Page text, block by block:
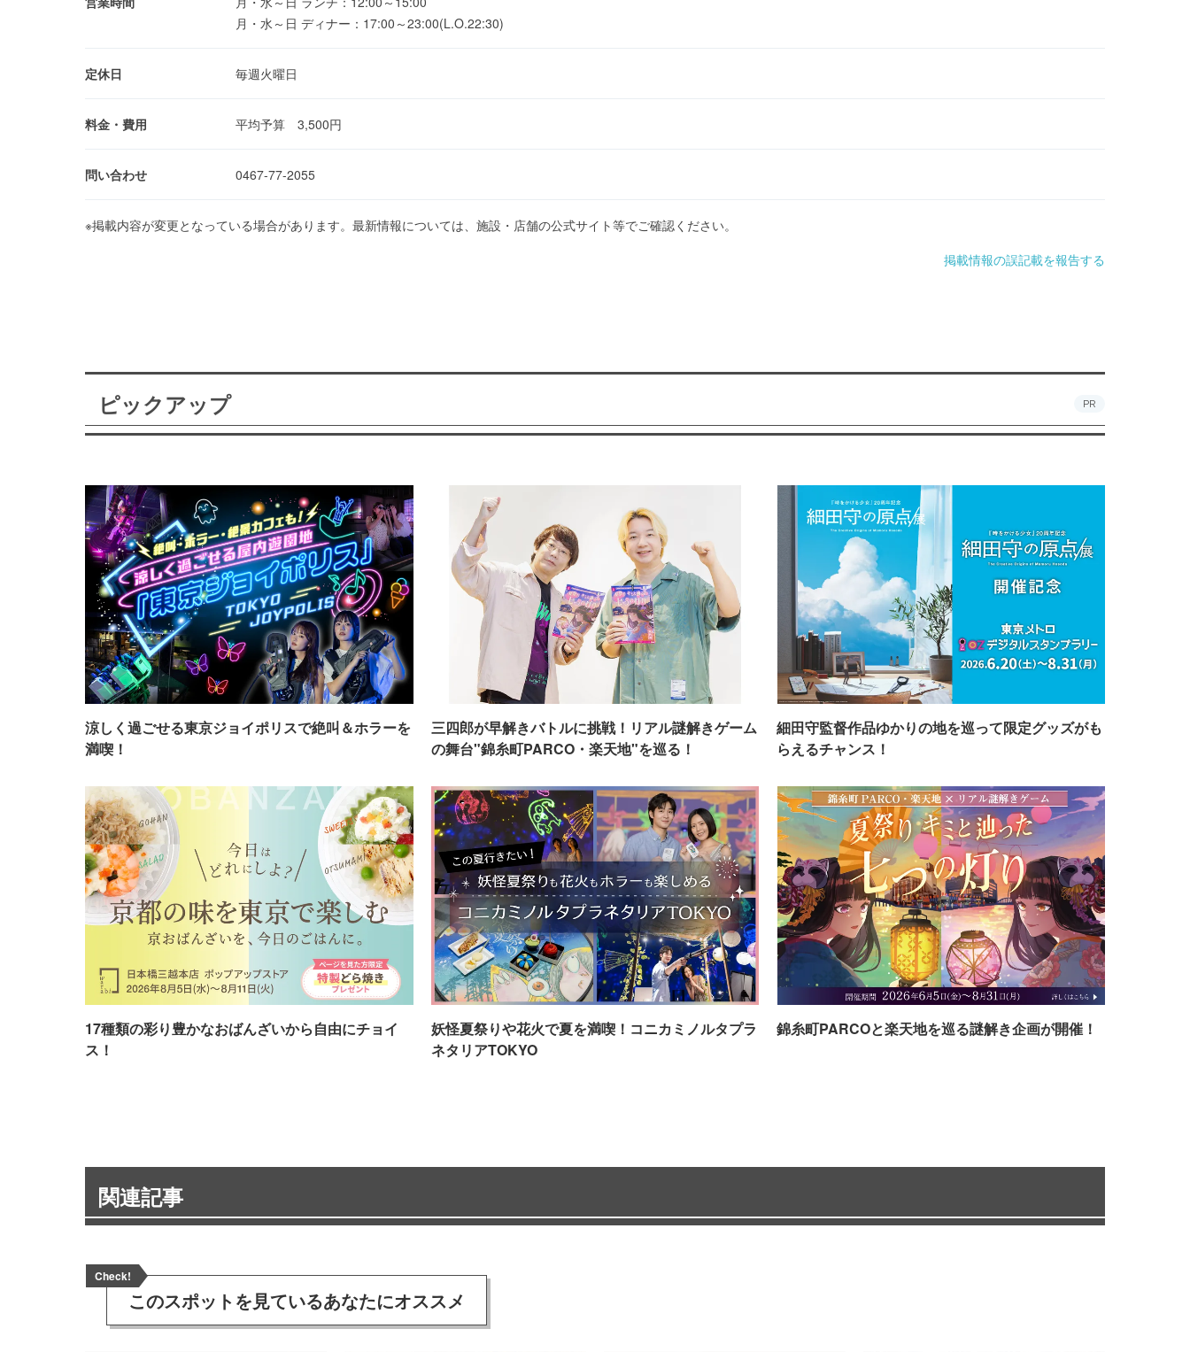
月・水～日 ディナー：17:00～23:00(L.O.22:30)
定休日 毎週火曜日
料金・費用 平均予算 3,500円
問い合わせ 0467-77-2055
※掲載内容が変更となっている場合があります。最新情報については、施設・店舗の公式サイト等でご確認ください。
掲載情報の誤記載を報告する
ピックアップ PR
涼しく過ごせる東京ジョイポリスで絶叫＆ホラーを
満喫！
三四郎が早解きバトルに挑戦！リアル謎解きゲーム
の舞台"錦糸町PARCO・楽天地"を巡る！
細田守監督作品ゆかりの地を巡って限定グッズがも
らえるチャンス！
17種類の彩り豊かなおばんざいから自由にチョイ
ス！
妖怪夏祭りや花火で夏を満喫！コニカミノルタプラ
ネタリアTOKYO
錦糸町PARCOと楽天地を巡る謎解き企画が開催！
関連記事
Check!
このスポットを見ているあなたにオススメ